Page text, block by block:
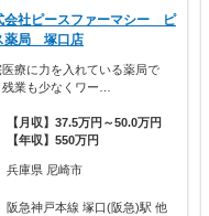
会社ピースファーマシー ピ
薬局 塚口店
医療に力を入れている薬局で
残業も少なくワー…
【月収】37.5万円～50.0万円
【年収】550万円
兵庫県 尼崎市
阪急神戸本線 塚口(阪急)駅 他